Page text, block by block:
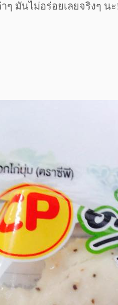
ๆ มันไม่อร่อยเลยจริงๆ นะ